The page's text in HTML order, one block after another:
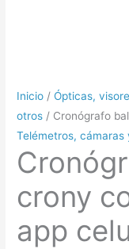
Inicio /Ópticas,
otros / Cronógrafo
Telémetros, cámaras
crony
app